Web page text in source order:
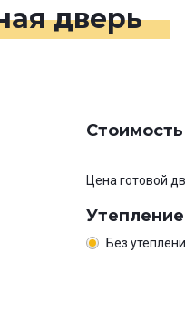
дверь
Цена готовой
Утепление
Без